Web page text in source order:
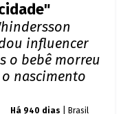
influencer
o bebê morreu
nascimento
Há 940 dias | Brasil